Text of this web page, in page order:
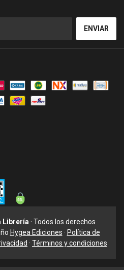
Librería · Todos los derechos
Hygea Ediciones · Política de
· Términos y condiciones